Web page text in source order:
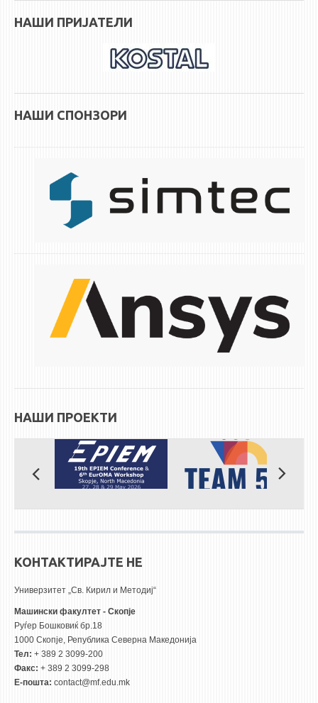
ЛЕКТОРИ
IN MEMORIAM
I ЦИКЛУС - ДОДИПЛОМСКИ
III ЦИКЛУС - ДОКТОРСКИ
МЕЃУНАРОДНА РАЗМЕНА
ЕКВИВАЛЕНЦИИ ОД СТАРИ СТУДИСКИ ПРОГРАМИ
СТУДЕНТСКА СЛУЖБА
БИБЛИОТЕКА
ДА ВИНЧИ МАГАЗИН
СТИПЕНДИИ
КОНТАКТ
НАШИ ПРИЈАТЕЛИ
НАШИ СПОНЗОРИ
НАШИ ПРОЕКТИ
КОНТАКТИРАЈТЕ НЕ
Универзитет „Св. Кирил и Методиј“
Машински факултет - Скопје
Руѓер Бошковиќ бр.18
1000 Скопје, Република Северна Македонија
Тел: + 389 2 3099-200
Факс: + 389 2 3099-298
Е-пошта: contact@mf.edu.mk